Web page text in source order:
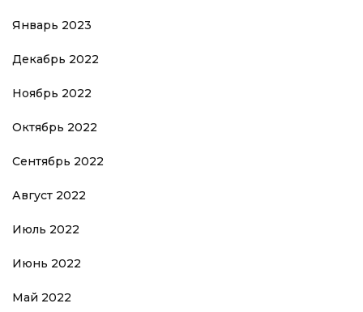
Январь 2023
Декабрь 2022
Ноябрь 2022
Октябрь 2022
Сентябрь 2022
Август 2022
Июль 2022
Июнь 2022
Май 2022